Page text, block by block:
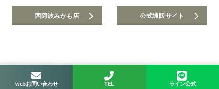
webお問い合わせ TEL ライン公式
西阿波みかも店 公式通販サイト